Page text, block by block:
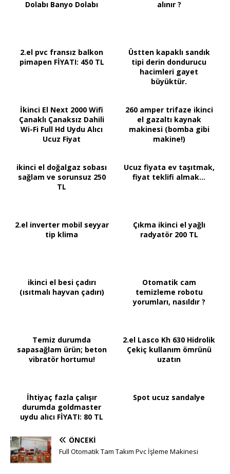
Dolabı Banyo Dolabı alınır ?
2.el pvc fransız balkon
pimapen FİYATI: 450 TL
Üstten kapaklı sandık
tipi derin dondurucu
hacimleri gayet
büyüktür.
İkinci El Next 2000 Wifi
Çanaklı Çanaksız Dahili
Wi-Fi Full Hd Uydu Alıcı
Ucuz Fiyat
260 amper trifaze ikinci
el gazaltı kaynak
makinesi (bomba gibi
makine!)
ikinci el doğalgaz sobası
sağlam ve sorunsuz 250
TL
Ucuz fiyata ev taşıtmak,
fiyat teklifi almak...
2.el inverter mobil seyyar
tip klima
Çıkma ikinci el yağlı
radyatör 200 TL
ikinci el besi çadırı
(ısıtmalı hayvan çadırı)
Otomatik cam
temizleme robotu
yorumları, nasıldır ?
Temiz durumda
sapasağlam ürün; beton
vibratör hortumu!
2.el Lasco Kh 630 Hidrolik
Çekiç kullanım ömrünü
uzatın
İhtiyaç fazla çalışır
durumda goldmaster
uydu alıcı FİYATI: 80 TL
Spot ucuz sandalye
ÖNCEKI
Full Otomatik Tam Takım Pvc İşleme Makinesi